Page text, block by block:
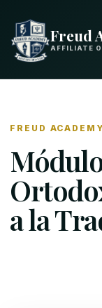
Freud
AFFILIATE
FREUD ACADEMY
a la